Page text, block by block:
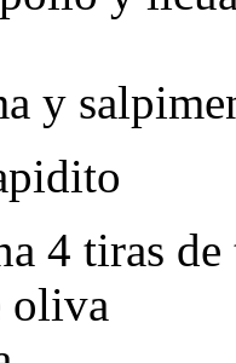
y
4 tiras
oliva